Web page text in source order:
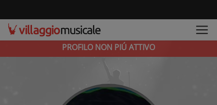
PROFILO NON PIÚ ATTIVO